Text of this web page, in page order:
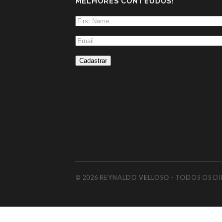
© 2026 REYNALDO VELLOSO - TODOS OS